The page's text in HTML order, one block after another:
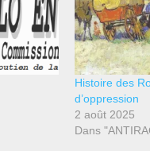
Histoire des
d’oppression
2 août 2025
Dans